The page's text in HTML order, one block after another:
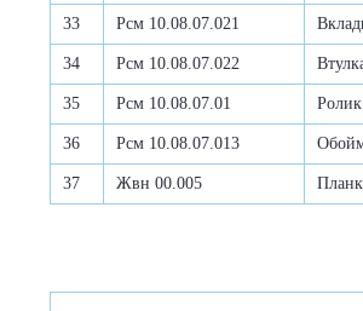
33 Рсм 10.08.07.021
34 Рсм 10.08.07.022
35 Рсм 10.08.07.01 Ролик
36 Рсм 10.08.07.013
37 Жвн 00.005